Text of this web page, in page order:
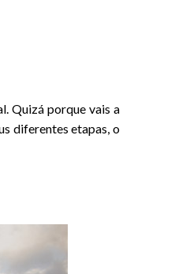
Quizá porque vais a
diferentes etapas, o